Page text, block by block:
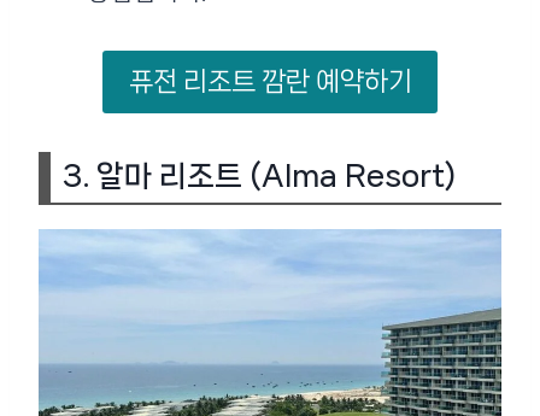
퓨전 리조트 깜란 예약하기
3. 알마 리조트 (Alma Resort)